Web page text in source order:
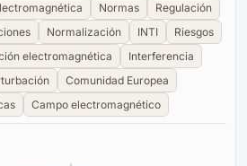
Normas
Regulación
Normalización INTI
Riesgos
electromagnética
Interferencia
Comunidad Europea
Campo electromagnético